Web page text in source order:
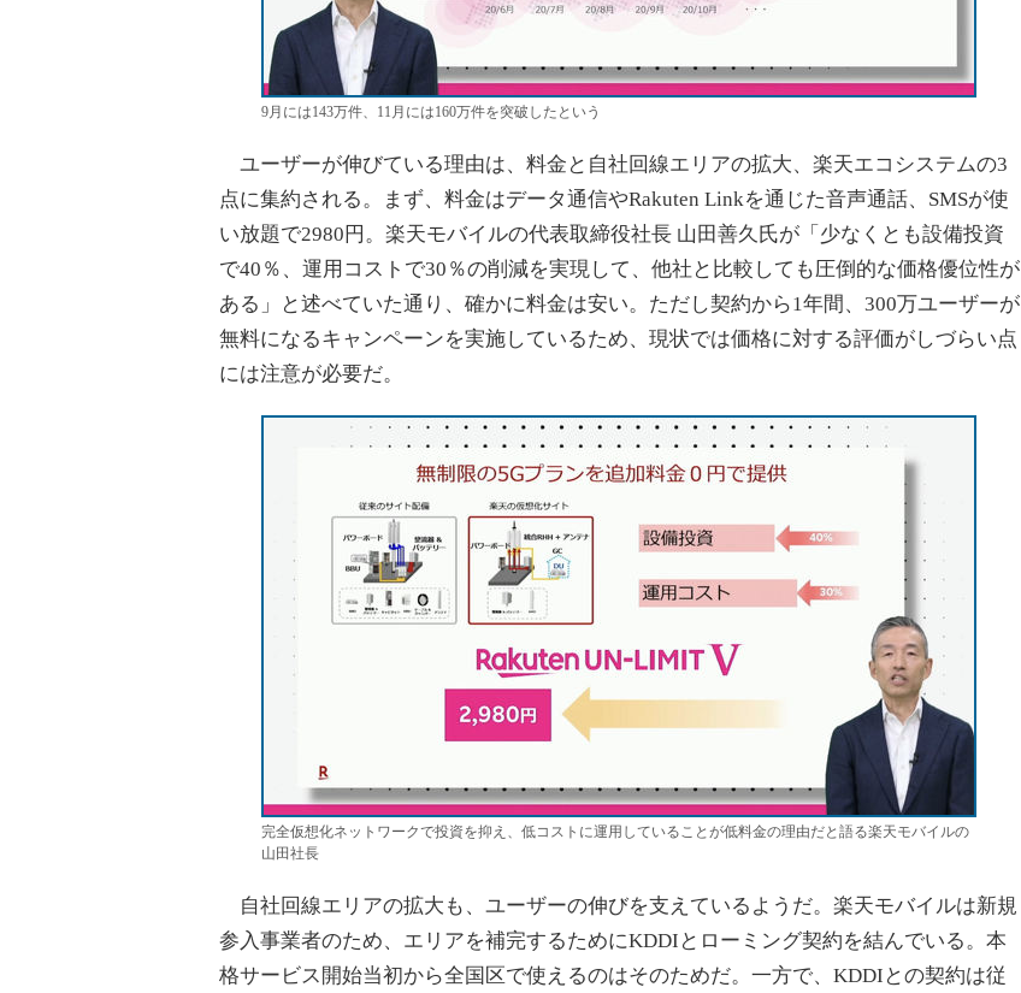
9月には143万件、11月には160万件を突破したという
ユーザーが伸びている理由は、料金と自社回線エリアの拡大、楽天エコシステムの3
点に集約される。まず、料金はデータ通信やRakuten Linkを通じた音声通話、SMSが使
い放題で2980円。楽天モバイルの代表取締役社長 山田善久氏が「少なくとも設備投資
で40％、運用コストで30％の削減を実現して、他社と比較しても圧倒的な価格優位性が
ある」と述べていた通り、確かに料金は安い。ただし契約から1年間、300万ユーザーが
無料になるキャンペーンを実施しているため、現状では価格に対する評価がしづらい点
には注意が必要だ。
完全仮想化ネットワークで投資を抑え、低コストに運用していることが低料金の理由だと語る楽天モバイルの
山田社長
自社回線エリアの拡大も、ユーザーの伸びを支えているようだ。楽天モバイルは新規
参入事業者のため、エリアを補完するためにKDDIとローミング契約を結んでいる。本
格サービス開始当初から全国区で使えるのはそのためだ。一方で、KDDIとの契約は従